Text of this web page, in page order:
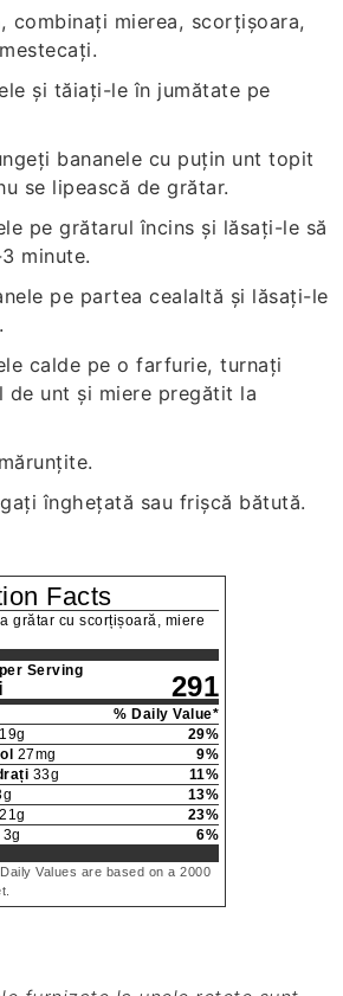
combinați mierea, scorțișoara,
și tăiați-le în jumătate pe
bananele cu puțin unt topit
se lipească de grătar.
pe grătarul încins și lăsați-le să
minute.
pe partea cealaltă și lăsați-le
calde pe o farfurie, turnați
de unt și miere pregătit la
înghețată sau frișcă bătută.
Facts
grătar cu scorțișoară, miere
Serving
291
% Daily Value*
19g 29%
27mg 9%
33g 11%
g 13%
21g 23%
3g 6%
Values are based on a 2000